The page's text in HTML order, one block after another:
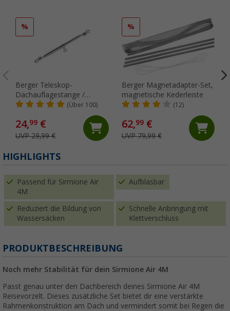
%
Berger Teleskop-
Dachauflagestange /
Verandastange, Stahl
(Über 100)
24,99 €
UVP 29,99 €
%
Berger Magnetadapter-Set,
magnetische Kederleiste
(12)
62,99€
UVP 79,99 €
HIGHLIGHTS
Passend für Sirmione Air
4M
Aufblasbar
Reduziert die Bildung von
Wassersäcken
Schnelle Anbringung mit
Klettverschluss
PRODUKTBESCHREIBUNG
Noch mehr Stabilität für dein Sirmione Air 4M
Passt genau unter den Dachbereich deines Sirmione Air 4M
Reisevorzelt. Dieses zusätzliche Set bietet dir eine verstärkte
Rahmenkonstruktion am Dach und vermindert somit bei Regen die